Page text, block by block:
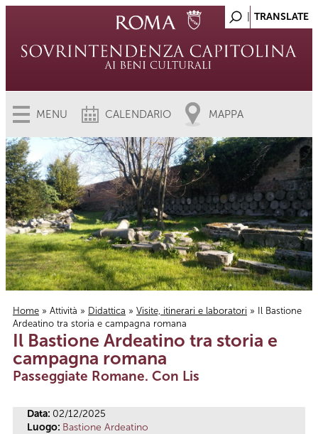
MENU CALENDARIO MAPPA
Tu sei qui
Home » Attività » Didattica » Visite, itinerari e laboratori » Il Bastione
Ardeatino tra storia e campagna romana
Il Bastione Ardeatino tra storia e
campagna romana
Passeggiate Romane. Con Lis
Data: 02/12/2025
Luogo: Bastione Ardeatino